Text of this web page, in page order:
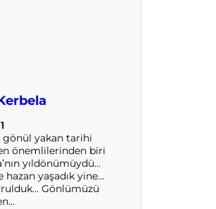
gönül yakan tarihi
önemlilerinden biri
yıldönümüydü…
hazan yaşadık yine…
Gönlümüzü